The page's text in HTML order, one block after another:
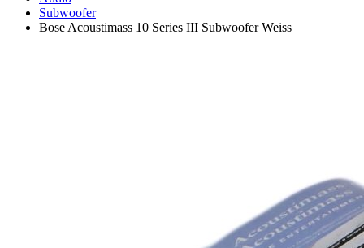
Subwoofer
Bose Acoustimass 10 Series III Subwoofer Weiss